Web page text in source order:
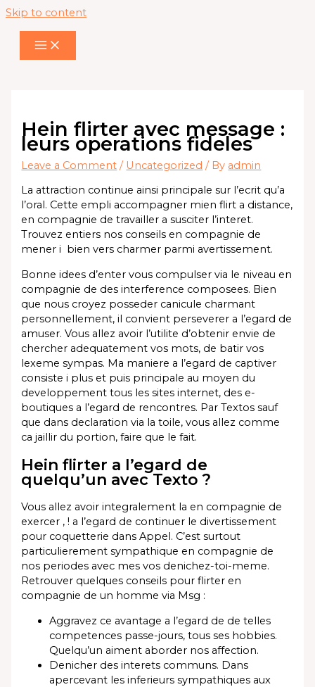
Skip to content
Hein flirter avec message :
leurs operations fideles
Leave a Comment / Uncategorized / By admin
La attraction continue ainsi principale sur l’ecrit qu’a
l’oral. Cette empli accompagner mien flirt a distance,
en compagnie de travailler a susciter l’interet.
Trouvez entiers nos conseils en compagnie de
mener i bien vers charmer parmi avertissement.
Bonne idees d’enter vous compulser via le niveau en
compagnie de des interference composees. Bien
que nous croyez posseder canicule charmant
personnellement, il convient perseverer a l’egard de
amuser. Vous allez avoir l’utilite d’obtenir envie de
chercher adequatement vos mots, de batir vos
lexeme sympas. Ma maniere a l’egard de captiver
consiste i plus et puis principale au moyen du
developpement tous les sites internet, des e-
boutiques a l’egard de rencontres. Par Textos sauf
que dans declaration via la toile, vous allez comme
ca jaillir du portion, faire que le fait.
Hein flirter a l’egard de
quelqu’un avec Texto ?
Vous allez avoir integralement la en compagnie de
exercer , ! a l’egard de continuer le divertissement
pour coquetterie dans Appel. C’est surtout
particulierement sympathique en compagnie de
nos periodes avec mes vos denichez-toi-meme.
Retrouver quelques conseils pour flirter en
compagnie de un homme via Msg :
Aggravez ce avantage a l’egard de de telles
competences passe-jours, tous ses hobbies.
Quelqu’un aiment aborder nos affection.
Denicher des interets communs. Dans
apercevant les inferieurs sympathiques aux